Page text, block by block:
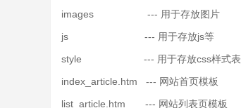
images --- 用于存放图片
js --- 用于存放js等
style --- 用于存放css样式表
index_article.htm --- 网站首页模板
list_article.htm --- 网站列表页模板